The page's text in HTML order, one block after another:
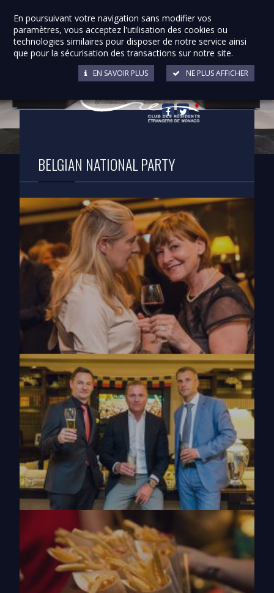
BELGIAN NATIONAL PARTY
En poursuivant votre navigation sans modifier vos
paramètres, vous acceptez l'utilisation des cookies ou
technologies similaires pour disposer de notre service ainsi
que pour la sécurisation des transactions sur notre site.
NE PLUS AFFICHER
EN SAVOIR PLUS